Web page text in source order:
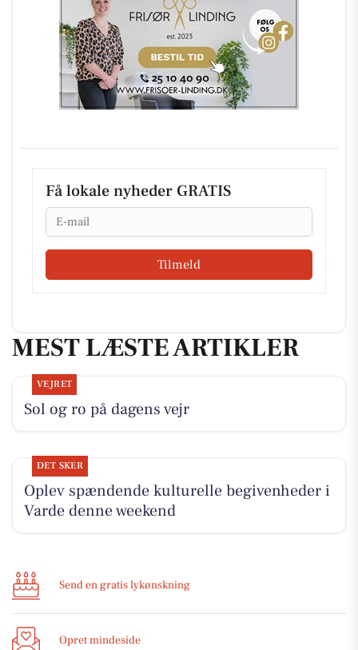
Få lokale nyheder GRATIS
Email
Tilmeld
MEST LÆSTE ARTIKLER
VEJRET
Sol og ro på dagens vejr
DET SKER
Oplev spændende kulturelle begivenheder i
Varde denne weekend
Send en gratis lykønskning
Opret mindeside